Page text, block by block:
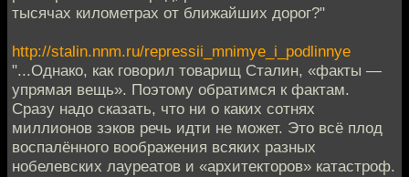
тысячах километрах от ближайших дорог?"
http://stalin.nnm.ru/repressii_mnimye_i_podlinnye
"...Однако, как говорил товарищ Сталин, «факты —
упрямая вещь». Поэтому обратимся к фактам.
Сразу надо сказать, что ни о каких сотнях
миллионов зэков речь идти не может. Это всё плод
воспалённого воображения всяких разных
нобелевских лауреатов и «архитекторов» катастроф.